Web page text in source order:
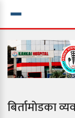
बिर्तामाेडका